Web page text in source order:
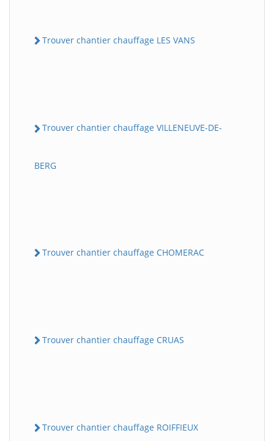
Trouver chantier chauffage LES VANS
Trouver chantier chauffage VILLENEUVE-DE-
BERG
Trouver chantier chauffage CHOMERAC
Trouver chantier chauffage CRUAS
Trouver chantier chauffage ROIFFIEUX